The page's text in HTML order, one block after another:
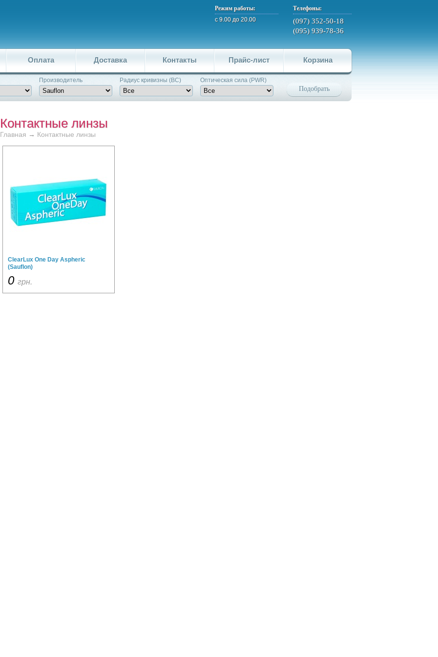
Телефоны:
(097) 352-50-18
(095) 939-78-36
Режим работы:
с 9.00 до 20.00
Оплата Доставка Контакты Прайс-лист Корзина
Производитель Pадиус кривизны (BC) Оптическая сила (PWR)
Подобрать
Контактные линзы
Главная → Контактные линзы
ClearLux One Day Aspheric
(Sauflon)
0 грн.